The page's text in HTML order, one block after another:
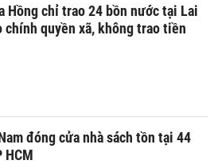
Hồng chỉ trao 24 bồn nước tại Lai
chính quyền xã, không trao tiền
đóng cửa nhà sách tồn tại 44
HCM